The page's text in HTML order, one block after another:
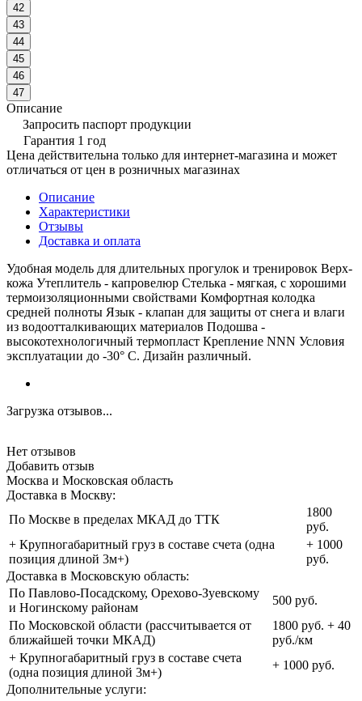
42
43
44
45
46
47
Описание
Запросить паспорт продукции
Гарантия 1 год
Цена действительна только для интернет-магазина и может
отличаться от цен в розничных магазинах
Описание
Характеристики
Отзывы
Доставка и оплата
Удобная модель для длительных прогулок и тренировок Верх-
кожа Утеплитель - капровелюр Стелька - мягкая, с хорошими
термоизоляционными свойствами Комфортная колодка
средней полноты Язык - клапан для защиты от снега и влаги
из водоотталкивающих материалов Подошва -
высокотехнологичный термопласт Крепление NNN Условия
эксплуатации до -30° С. Дизайн различный.
Загрузка отзывов...
Нет отзывов
Добавить отзыв
Москва и Московская область
Доставка в Москву:
По Москве в пределах МКАД до ТТК
1800
руб.
+ Крупногабаритный груз в составе счета (одна
позиция длиной 3м+)
+ 1000
руб.
Доставка в Московскую область:
По Павлово-Посадскому, Орехово-Зуевскому
и Ногинскому районам
500 руб.
По Московской области (рассчитывается от
ближайшей точки МКАД)
1800 руб. + 40
руб./км
+ Крупногабаритный груз в составе счета
(одна позиция длиной 3м+)
+ 1000 руб.
Дополнительные услуги: